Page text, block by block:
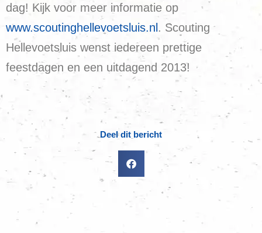
dag! Kijk voor meer informatie op
www.scoutinghellevoetsluis.nl. Scouting
Hellevoetsluis wenst iedereen prettige
feestdagen en een uitdagend 2013!
Deel dit bericht